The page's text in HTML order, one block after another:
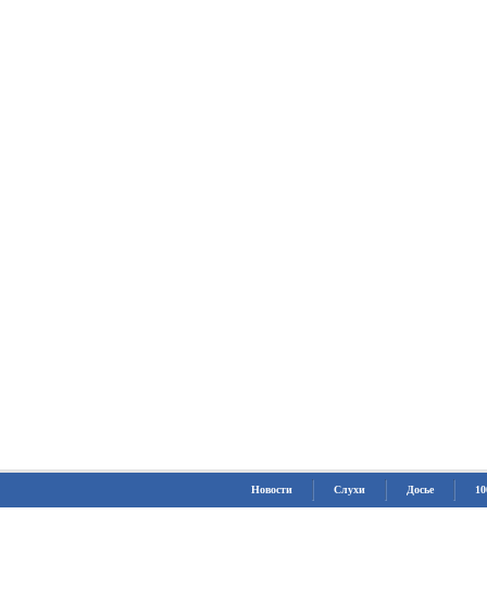
Новости Слухи Досье